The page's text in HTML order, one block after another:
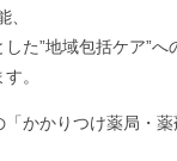
、
た”地域包括ケア”
。
かかりつけ薬局・